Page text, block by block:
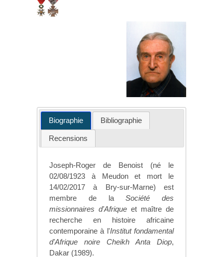
Biographie Bibliographie
Recensions
Joseph-Roger de Benoist (né le
02/08/1923 à Meudon et mort le
14/02/2017 à Bry-sur-Marne) est
membre de laSociété des
missionnaires d'Afrique et maître de
recherche en histoire africaine
contemporaine à l'Institut fondamental
d'Afrique noire Cheikh Anta Diop,
Dakar (1989).